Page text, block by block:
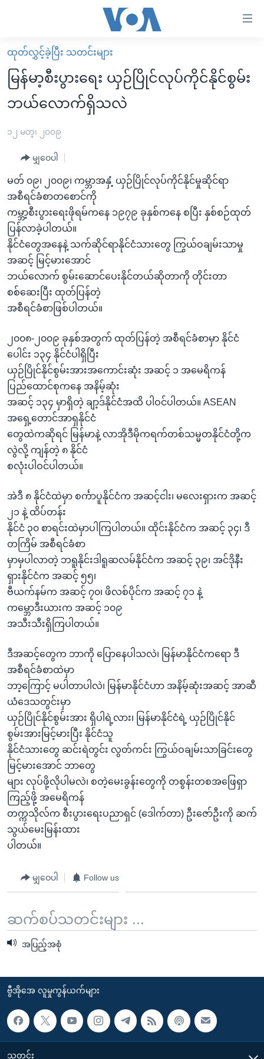
လွယ်ကူ
စေ
များ
အကြောင်းအရာ
ကြည့်
ရန်
ပင်မ
ညွန်း
စာမျက်နှာ
ကြည့်
ရှာဖွေ
ရန်
ကျော်
မူလစာမျက်နှာ
မြန်မာ
ကမ္ဘာ့သတင်းများ
အစ္စရေး-ပါလက်စတိုင်း
ရပ်ဝန်းတခု လမ်းတခု အလွန်
အင်္ဂလိပ်စာလေ့လာမယ်
အမေရိကန်သုံးအီဒီယံ
မကြေးမုံရဲ့ အင်္ဂလိပ်စာ
ရုပ်ရှင်ထဲက အင်္ဂလိပ်စာ
သုတပဒေသာ အင်္ဂလိပ်စာ
အပတ်စဉ်ကဏ္ဍများ
ရေဒီယို
တီဗွီ
ရေဒီယိုနှင့်ရုပ်သံ အချက်အလက်များ
ရေဒီယို/တီဗွီအစီအစဉ်
Learning English
ဗွီအိုအေ လူမှုကွန်ယက်များ
ဘာသာစကားများ
ထုတ်လွှင့်ခဲ့ပြီး သတင်းများ
မြန်မာ့စီးပွားရေး ယှဉ်ပြိုင်လုပ်ကိုင်နိုင်စွမ်း
ဘယ်လောက်ရှိသလဲ
၁၂ မတ္၊ ၂၀၀၉
မျှဝေပါ
မတ် ၀၉၊ ၂၀၀၉၊ ကမ္ဘာအနှံ့ ယှဉ်ပြိုင်လုပ်ကိုင်နိုင်မှုဆိုင်ရာ
အစီရင်ခံစာတစောင်ကို
ကမ္ဘာ့စီးပွားရေးဖိုရမ်ကနေ ၁၉၇၉ ခုနှစ်ကနေ စပြီး နှစ်စဉ်ထုတ်
ပြန်လာခဲ့ပါတယ်။
နိုင်ငံတွေအနေနဲ့ သက်ဆိုင်ရာနိုင်ငံသားတွေ ကြွယ်ဝချမ်းသာမှု
အဆင့် မြင့်မားအောင်
ဘယ်လောက် စွမ်းဆောင်ပေးနိုင်တယ်ဆိုတာကို တိုင်းတာ
စစ်ဆေးပြီး ထုတ်ပြန်တဲ့
အစီရင်ခံစာဖြစ်ပါတယ်။
၂၀၀၈-၂၀၀၉ ခုနှစ်အတွက် ထုတ်ပြန်တဲ့ အစီရင်ခံစာမှာ နိုင်ငံ
ပေါင်း ၁၃၄ နိုင်ငံပါရှိပြီး
ယှဉ်ပြိုင်နိုင်စွမ်းအားအကောင်းဆုံး အဆင့် ၁ အမေရိကန်
ပြည်ထောင်စုကနေ အနိမ့်ဆုံး
အဆင့် ၁၃၄ မှာရှိတဲ့ ချာ့ဒ်နိုင်ငံအထိ ပါဝင်ပါတယ်။ ASEAN
အရှေ့တောင်အာရှနိုင်ငံ
တွေထဲကဆိုရင် မြန်မာနဲ့ လာအိုဒီမိုကရက်တစ်သမ္မတနိုင်ငံတို့က
လွဲလို့ ကျန်တဲ့ ၈ နိုင်ငံ
စလုံးပါဝင်ပါတယ်။
အဲဒီ ၈ နိုင်ငံထဲမှာ စင်္ကာပူနိုင်ငံက အဆင့်ငါး၊ မလေးရှားက အဆင့်
၂၁ နဲ့ ထိပ်တန်း
နိုင်ငံ ၃၀ စာရင်းထဲမှာပါကြပါတယ်။ ထိုင်းနိုင်ငံက အဆင့် ၃၄၊ ဒီ
တကြိမ် အစီရင်ခံစာ
မှာမှပါလာတဲ့ ဘရူနိုင်းဒါရူဆလမ်နိုင်ငံက အဆင့် ၃၉၊ အင်ဒိုနီး
ရှားနိုင်ငံက အဆင့် ၅၅၊
ဗီယက်နမ်က အဆင့် ၇၀၊ ဖိလစ်ပိုင်က အဆင့် ၇၁ နဲ့
ကမ္ဘောဒီးယားက အဆင့် ၁၀၉
အသီးသီးရှိကြပါတယ်။
ဒီအဆင့်တွေက ဘာကို ပြောနေပါသလဲ၊ မြန်မာနိုင်ငံကရော ဒီ
အစီရင်ခံစာထဲမှာ
ဘာ့ကြောင့် မပါတာပါလဲ၊ မြန်မာနိုင်ငံဟာ အနိမ့်ဆုံးအဆင့် အာဆီ
ယံဒေသတွင်းမှာ
ယှဉ်ပြိုင်နိုင်စွမ်းအား ရှိပါရဲ့လား၊ မြန်မာနိုင်ငံရဲ့ ယှဉ်ပြိုင်နိုင်
စွမ်းအားမြင့်မားပြီး နိုင်ငံသူ
နိုင်ငံသားတွေ ဆင်းရဲတွင်း လွတ်ကင်း ကြွယ်ဝချမ်းသာခြင်းတွေ
မြင့်မားအောင် ဘာတွေ
များ လုပ်ဖို့လိုပါမလဲ၊ စတဲ့မေးခွန်းတွေကို တစွန်းတစအဖြေရှာ
ကြည့်ဖို့ အမေရိကန်
တက္ကသိုလ်က စီးပွားရေးပညာရှင် (ဒေါက်တာ) ဦးဇော်ဦးကို ဆက်
သွယ်မေးမြန်းထား
ပါတယ်။
မျှဝေပါ Follow us
ဆက်စပ်သတင်းများ ...
အပြည့်အစုံ
ဗွီအိုအေ လူမှုကွန်ယက်များ
သတင်း